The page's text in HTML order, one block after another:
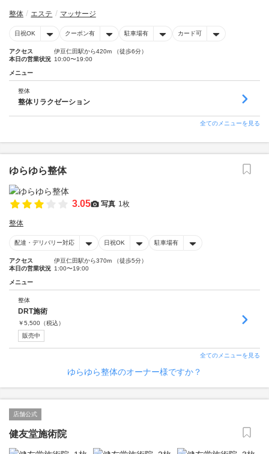
整体 エステ マッサージ
日祝OK クーポン有 駐車場有 カード可
アクセス
伊豆仁田駅から420m （徒歩6分）
本日の営業状況 10:00〜19:00
メニュー
整体
整体リラクゼーション
全てのメニューを見る
ゆらゆら整体
3.05 写真 1枚
整体
配達・デリバリー対応 日祝OK 駐車場有
アクセス
伊豆仁田駅から370m （徒歩5分）
本日の営業状況 1:00〜19:00
メニュー
整体
DRT施術
￥5,500 （税込）
販売中
全てのメニューを見る
ゆらゆら整体のオーナー様ですか？
店舗公式
健友堂施術院